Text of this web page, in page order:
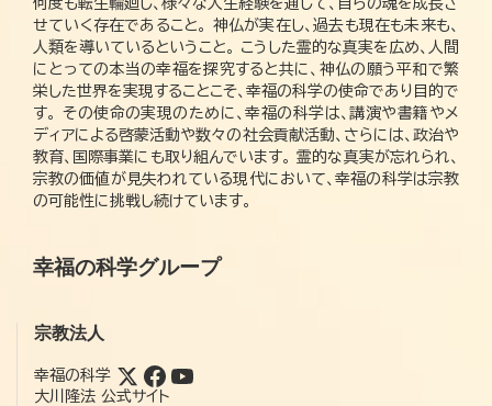
せていく存在であること。 神仏が実在し、過去も現在も未来も、
人類を導いているということ。 こうした霊的な真実を広め、人間
にとっての本当の幸福を探究すると共に、神仏の願う平和で繁
栄した世界を実現することこそ、幸福の科学の使命であり目的で
す。 その使命の実現のために、幸福の科学は、講演や書籍やメ
ディアによる啓蒙活動や数々の社会貢献活動、さらには、政治や
教育、国際事業にも取り組んでいます。 霊的な真実が忘れられ、
宗教の価値が見失われている現代において、幸福の科学は宗教
の可能性に挑戦し続けています。
幸福の科学グループ
宗教法人
幸福の科学
大川隆法 公式サイト